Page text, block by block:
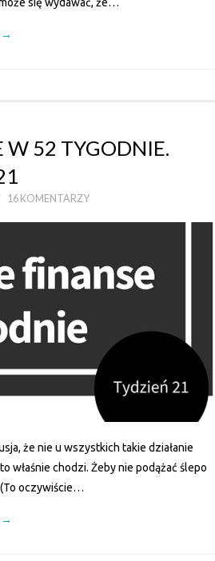
się wydawać, że…
→
W 52 TYGODNIE.
16 KOMENTARZY
że nie u wszystkich takie działanie
właśnie chodzi. Żeby nie podążać ślepo
oczywiście…
→